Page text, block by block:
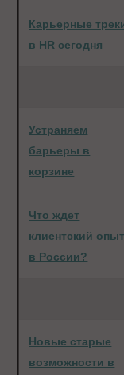
Карьерные
в HR сегодня
Устраняем
барьеры в
корзине
Что ждет
клиентский опыт
в России?
Новые старые
возможности в